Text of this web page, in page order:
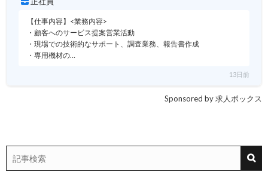
【仕事内容】<業務内容>
・顧客へのサービス提案営業活動
・現場での技術的なサポート、調査業務、報告書作成
・専用機材の…
13日前
Sponsored by 求人ボックス